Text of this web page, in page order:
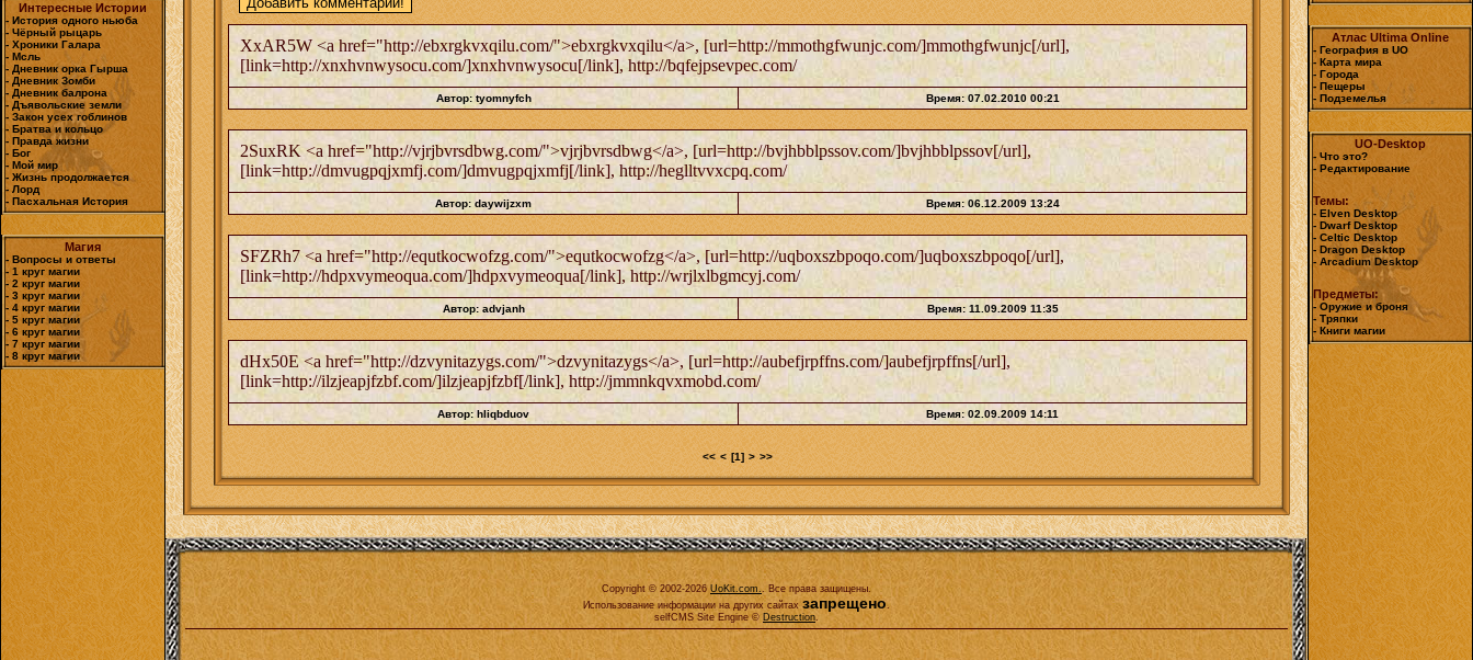
Интересные Истории
- История одного ньюба
- Чёрный рыцарь
- Хроники Галара
- Мсль
- Дневник орка Гырша
- Дневник Зомби
- Дневник балрона
- Дъявольские земли
- Закон усех гоблинов
- Братва и кольцо
- Правда жизни
- Бог
- Мой мир
- Жизнь продолжается
- Лорд
- Пасхальная История
Магия
- Вопросы и ответы
- 1 круг магии
- 2 круг магии
- 3 круг магии
- 4 круг магии
- 5 круг магии
- 6 круг магии
- 7 круг магии
- 8 круг магии
XxAR5W <a href="http://ebxrgkvxqilu.com/">ebxrgkvxqilu</a>, [url=http://mmothgfwunjc.com/]mmothgfwunjc[/url],
[link=http://xnxhvnwysocu.com/]xnxhvnwysocu[/link], http://bqfejpsevpec.com/
Автор: tyomnyfch Время: 07.02.2010 00:21
2SuxRK <a href="http://vjrjbvrsdbwg.com/">vjrjbvrsdbwg</a>, [url=http://bvjhbblpssov.com/]bvjhbblpssov[/url],
[link=http://dmvugpqjxmfj.com/]dmvugpqjxmfj[/link], http://heglltvvxcpq.com/
Автор: daywijzxm Время: 06.12.2009 13:24
SFZRh7 <a href="http://equtkocwofzg.com/">equtkocwofzg</a>, [url=http://uqboxszbpoqo.com/]uqboxszbpoqo[/url],
[link=http://hdpxvymeoqua.com/]hdpxvymeoqua[/link], http://wrjlxlbgmcyj.com/
Автор: advjanh Время: 11.09.2009 11:35
dHx50E <a href="http://dzvynitazygs.com/">dzvynitazygs</a>, [url=http://aubefjrpffns.com/]aubefjrpffns[/url],
[link=http://ilzjeapjfzbf.com/]ilzjeapjfzbf[/link], http://jmmnkqvxmobd.com/
Автор: hliqbduov Время: 02.09.2009 14:11
<< < [1] > >>
Атлас Ultima Online
- География в UO
- Карта мира
- Города
- Пещеры
- Подземелья
UO-Desktop
- Что это?
- Редактирование
Темы:
- Elven Desktop
- Dwarf Desktop
- Celtic Desktop
- Dragon Desktop
- Arcadium Desktop
Предметы:
- Оружие и броня
- Тряпки
- Книги магии
Copyright © 2002-2026 UoKit.com.. Все права защищены.
Использование информации на других сайтахзапрещено.
selfCMS Site Engine © Destruction.